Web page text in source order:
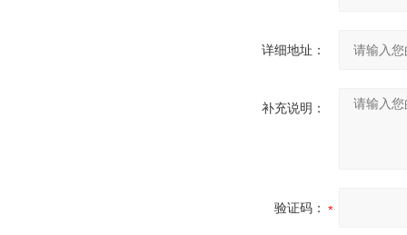
详细地址：
补充说明：
验证码：